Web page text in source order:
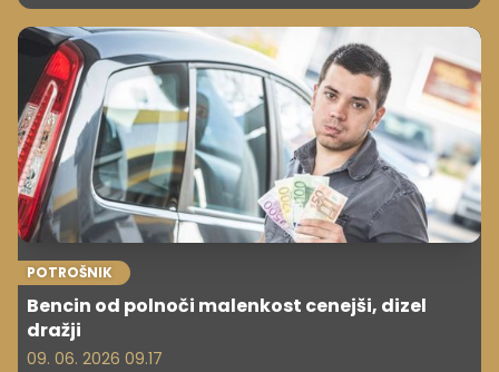
POTROŠNIK
Bencin od polnoči malenkost cenejši, dizel
dražji
09. 06. 2026 09.17